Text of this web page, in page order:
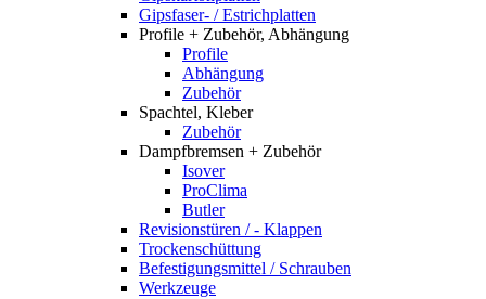
Gipsfaser- / Estrichplatten
Profile + Zubehör, Abhängung
Profile
Abhängung
Zubehör
Spachtel, Kleber
Zubehör
Dampfbremsen + Zubehör
Isover
ProClima
Butler
Revisionstüren / - Klappen
Trockenschüttung
Befestigungsmittel / Schrauben
Werkzeuge